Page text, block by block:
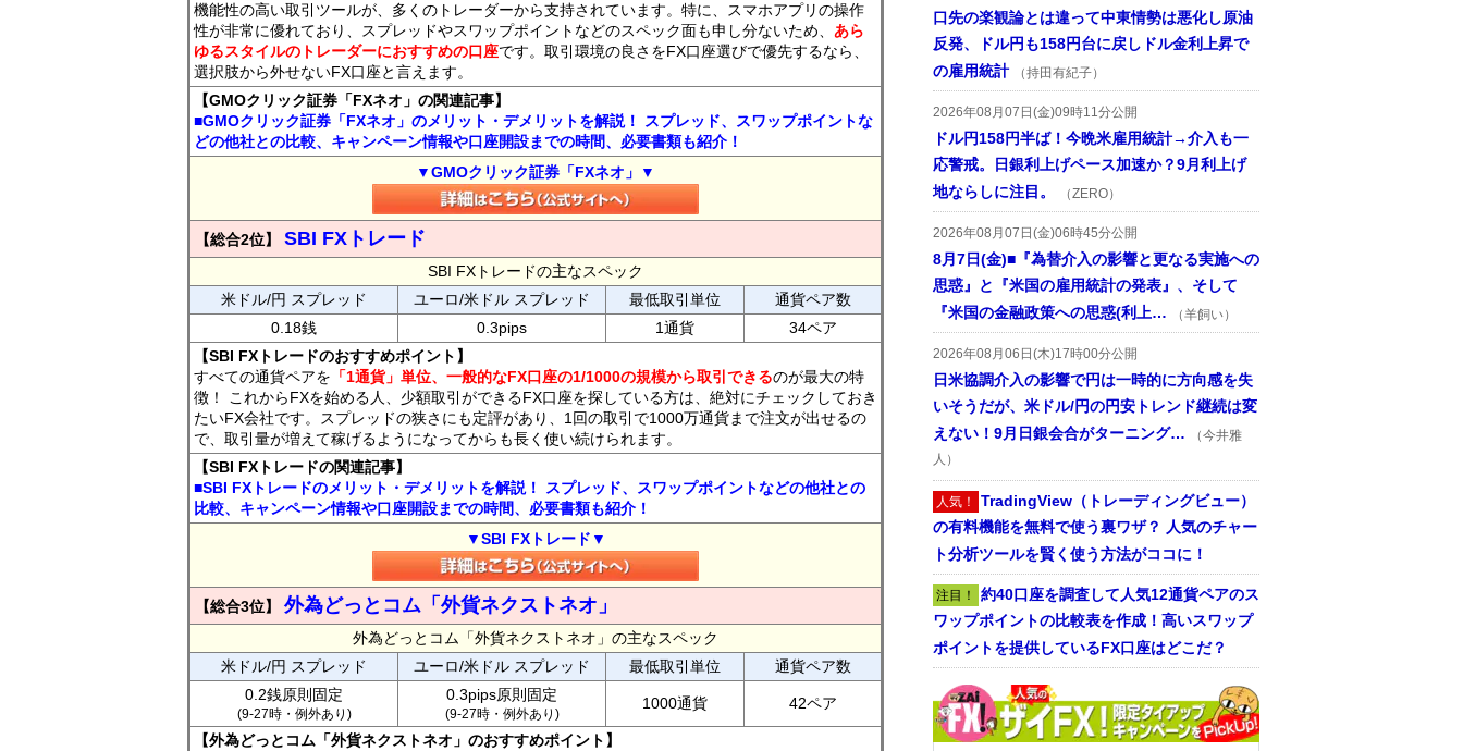
機能性の高い取引ツールが、多くのトレーダーから支持されています。特に、スマホアプリの操作
性が非常に優れており、スプレッドやスワップポイントなどのスペック面も申し分ないため、 あら
ゆるスタイルのトレーダーにおすすめの口座です。取引環境の良さをFX口座選びで優先するなら、
選択肢から外せないFX口座と言えます。
【GMOクリック証券「FXネオ」の関連記事】
■GMOクリック証券「FXネオ」のメリット・デメリットを解説！ スプレッド、スワップポイントな
どの他社との比較、キャンペーン情報や口座開設までの時間、必要書類も紹介！
▼GMOクリック証券「FXネオ」▼
【総合2位】 SBI FXトレード
SBI FXトレードの主なスペック
米ドル/円 スプレッド
ユーロ/米ドル スプレッド 最低取引単位
通貨ペア数
0.18銭
0.3pips 1通貨
34ペア
【SBI FXトレードのおすすめポイント】
すべての通貨ペアを 「1通貨」単位、一般的なFX口座の1/1000の規模から取引できるのが最大の特
徴！ これからFXを始める人、少額取引ができるFX口座を探している方は、絶対にチェックしておき
たいFX会社です。スプレッドの狭さにも定評があり、1回の取引で1000万通貨まで注文が出せるの
で、取引量が増えて稼げるようになってからも長く使い続けられます。
【SBI FXトレードの関連記事】
■SBI FXトレードのメリット・デメリットを解説！ スプレッド、スワップポイントなどの他社との
比較、キャンペーン情報や口座開設までの時間、必要書類も紹介！
▼SBI FXトレード▼
【総合3位】 外為どっとコム「外貨ネクストネオ」
外為どっとコム「外貨ネクストネオ」の主なスペック
米ドル/円 スプレッド
ユーロ/米ドル スプレッド 最低取引単位
通貨ペア数
0.2銭原則固定
(9-27時・例外あり)
0.3pips原則固定
(9-27時・例外あり)
1000通貨 42ペア
【外為どっとコム「外貨ネクストネオ」のおすすめポイント】
口先の楽観論とは違って中東情勢は悪化し原油
反発、ドル円も158円台に戻しドル金利上昇で
の雇用統計
（持田有紀子）
2026年08月07日(金)09時11分公開
ドル円158円半ば！今晩米雇用統計→介入も一
応警戒。日銀利上げペース加速か？9月利上げ
地ならしに注目。
（ZERO）
2026年08月07日(金)06時45分公開
8月7日(金)■『為替介入の影響と更なる実施への
思惑』と『米国の雇用統計の発表』、そして
『米国の金融政策への思惑(利上…
（羊飼い）
2026年08月06日(木)17時00分公開
日米協調介入の影響で円は一時的に方向感を失
いそうだが、米ドル/円の円安トレンド継続は変
えない！9月日銀会合がターニング…
（今井雅
人）
人気！ TradingView（トレーディングビュー）
の有料機能を無料で使う裏ワザ？ 人気のチャー
ト分析ツールを賢く使う方法がココに！
注目！ 約40口座を調査して人気12通貨ペアのス
ワップポイントの比較表を作成！高いスワップ
ポイントを提供しているFX口座はどこだ？